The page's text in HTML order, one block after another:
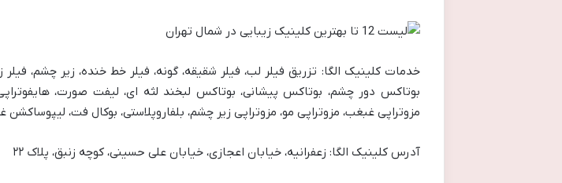
خدمات کلینیک الگا: تزریق فیلر لب، فیلر شقیقه، گونه، فیلر خط خنده، زیر چشم،
بوتاکس دور چشم، بوتاکس پیشانی، بوتاکس لبخند لثه ای، لیفت صورت،
مزوتراپی غبغب، مزوتراپی مو، مزوتراپی زیر چشم، بلفاروپلاستی، بوکال فت،
آدرس کلینیک الگا: زعفرانیه، خیابان اعجازی، خیابان علی حسینی، کوچه زنبق، پلاک ۲۲